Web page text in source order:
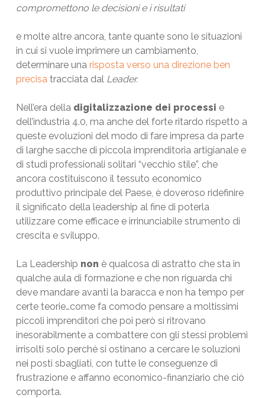
compromettono le decisioni e i risultati
e molte altre ancora, tante quante sono le situazioni
in cui si vuole imprimere un cambiamento,
determinare una risposta verso una direzione ben
precisatracciata dal Leader.
Nell’era della digitalizzazione dei processi e
dell’industria 4.0, ma anche del forte ritardo rispetto a
queste evoluzioni del modo di fare impresa da parte
di larghe sacche di piccola imprenditoria artigianale e
di studi professionali solitari “vecchio stile”, che
ancora costituiscono il tessuto economico
produttivo principale del Paese, è doveroso ridefinire
il significato della leadership al fine di poterla
utilizzare come efficace e irrinunciabile strumento di
crescita e sviluppo.
La Leadership non è qualcosa di astratto che sta in
qualche aula di formazione e che non riguarda chi
deve mandare avanti la baracca e non ha tempo per
certe teorie…come fa comodo pensare a moltissimi
piccoli imprenditori che poi però si ritrovano
inesorabilmente a combattere con gli stessi problemi
irrisolti solo perché si ostinano a cercare le soluzioni
nei posti sbagliati, con tutte le conseguenze di
frustrazione e affanno economico-finanziario che ciò
comporta.